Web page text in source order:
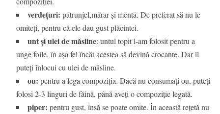
verdețuri: pătrunjel,mărar și mentă. De preferat să nu le
omiteți, pentru că ele dau gust plăcintei.
untși ulei de măsline: untul topit l-am folosit pentru a
unge foile, în așa fel încât acestea să devină crocante. Dar îl
puteți înlocui cu ulei de măsline.
ou: pentru a lega compoziția. Dacă nu consumați ou, puteți
folosi 2-3 linguri de făină, până aveți o compoziție legată.
piper: pentru gust, însă se poate omite. În această rețetă nu